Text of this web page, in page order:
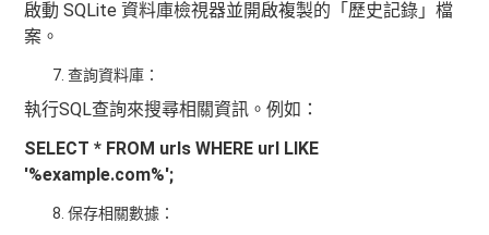
啟動 SQLite 資料庫檢視器並開啟複製的「歷史記錄」檔
案。
查詢資料庫：
執行SQL查詢來搜尋相關資訊。例如：
SELECT * FROM urls WHERE url LIKE
'%example.com%';
保存相關數據：